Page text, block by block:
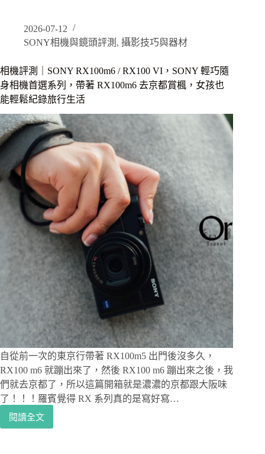
測
｜
陽
光
學
Samyang
AF
35mm
F1.4
FE
評
測，
大
光
圈
街
備，
平
價
全
幅
人
像
鏡，
支
援
Sony
接
環
2026-07-12
SONY相機與鏡頭評測 , 攝影技巧與器材
相機評測｜SONY RX100m6 / RX100 VI，SONY 輕巧隨
身相機首選系列，帶著 RX100m6 去京都賞楓，女孩也
能輕鬆紀錄旅行生活
自從前一次的東京行帶著 RX100m5 出門後沒多久，
RX100 m6 就蹦出來了，然後 RX100 m6 蹦出來之後，我
們就去京都了，所以這篇開箱就是濃濃的京都跟大阪味
了！！！羅賓覺得 RX 系列真的是寫好寫…
閱讀全文
相